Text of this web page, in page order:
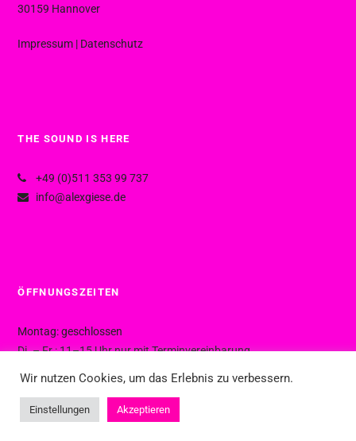
30159 Hannover
Impressum | Datenschutz
THE SOUND IS HERE
+49 (0)511 353 99 737
info@alexgiese.de
ÖFFNUNGSZEITEN
Montag: geschlossen
Di. – Fr.: 11–15 Uhr nur mit Terminvereinbarung
Wir nutzen Cookies, um das Erlebnis zu verbessern.
Einstellungen Akzeptieren